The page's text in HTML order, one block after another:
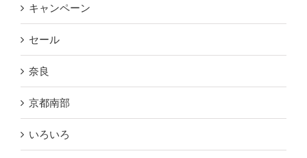
キャンペーン
セール
奈良
京都南部
いろいろ